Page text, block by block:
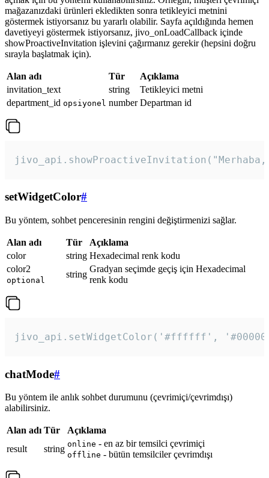
mağazanızdaki ürünleri ekledikten sonra tetikleyici metnini
göstermek istiyorsanız bu yararlı olabilir. Sayfa açıldığında hemen
davetiyeyi göstermek istiyorsanız, jivo_onLoadCallback içinde
showProactiveInvitation işlevini çağırmanız gerekir (hepsini doğru
sırayla başlatmak için).
Alan adı Tür
Açıklama
invitation_text
string
Tetikleyici metni
department_id opsiyonel number Departman id
setWidgetColor#
Bu yöntem, sohbet penceresinin rengini değiştirmenizi sağlar.
Alan adı Tür
Açıklama
color
string Hexadecimal renk kodu
color2
optional
string
Gradyan seçimde geçiş için Hexadecimal
renk kodu
jivo_api.setWidgetColor('#ffffff',
chatMode#
Bu yöntem ile anlık sohbet durumunu (çevrimiçi/çevrimdışı)
alabilirsiniz.
Alan adı Tür
Açıklama
result
string online - en az bir temsilci çevrimiçi
offline - bütün temsilciler çevrimdışı